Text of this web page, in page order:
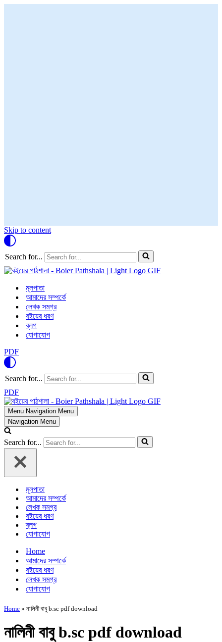
Skip to content
Search for...
মূলপাতা
আমাদের সম্পর্কে
লেখক সমগ্র
বইয়ের ধরণ
ব্লগ
যোগাযোগ
PDF
Search for...
PDF
Menu Navigation Menu
Navigation Menu
Search for...
মূলপাতা
আমাদের সম্পর্কে
লেখক সমগ্র
বইয়ের ধরণ
ব্লগ
যোগাযোগ
Home
আমাদের সম্পর্কে
বইয়ের ধরণ
লেখক সমগ্র
যোগাযোগ
Home » নালিনী বাবু b.sc pdf download
নালিনী বাবু b.sc pdf download